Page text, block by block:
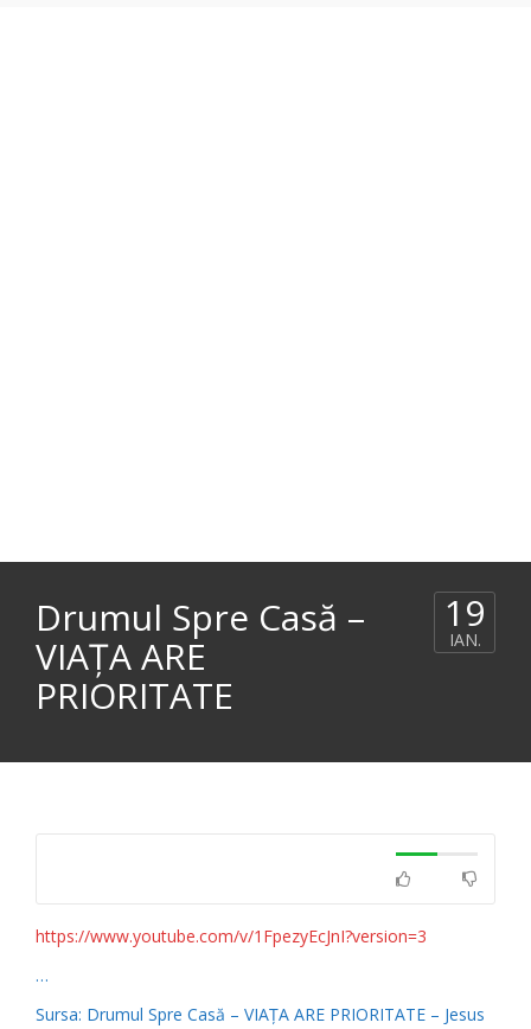
Drumul Spre Casă –
VIAȚA ARE
PRIORITATE
19
IAN.
https://www.youtube.com/v/1FpezyEcJnI?version=3
…
Sursa: Drumul Spre Casă – VIAȚA ARE PRIORITATE – Jesus